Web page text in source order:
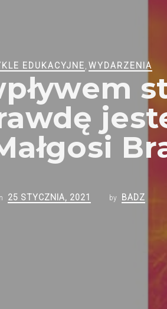
EDUKACYJNE WYDARZENIA
25 STYCZNIA, 2021 by BADZ